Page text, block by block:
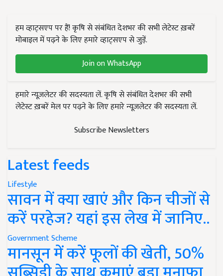
हम व्हाट्सएप पर हैं! कृषि से संबंधित देशभर की सभी लेटेस्ट ख़बरें
मोबाइल में पढ़ने के लिए हमारे व्हाट्सएप से जुड़ें.
Join on WhatsApp
हमारे न्यूज़लेटर की सदस्यता लें. कृषि से संबंधित देशभर की सभी
लेटेस्ट ख़बरें मेल पर पढ़ने के लिए हमारे न्यूज़लेटर की सदस्यता लें.
Subscribe Newsletters
Latest feeds
Lifestyle
सावन में क्या खाएं और किन चीजों से
करें परहेज? यहां इस लेख में जानिए..
Government Scheme
मानसून में करें फूलों की खेती, 50%